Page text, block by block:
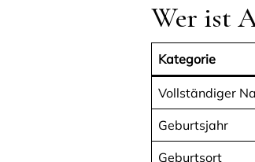
Wer ist
Kategorie
Vollständiger
Geburtsjahr
Geburtsort